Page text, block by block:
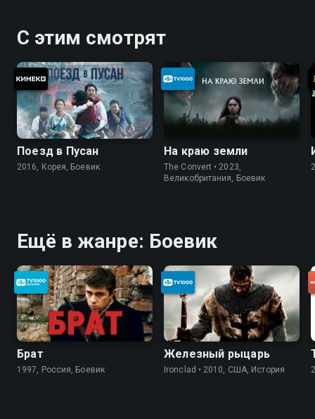
С этим смотрят
Поезд в Пусан
2016, Корея, Боевик
На краю земли
The Convert • 2023,
Великобритания, Боевик
Ещё в жанре: Боевик
Брат
1997, Россия, Боевик
Железный рыцарь
Ironclad • 2010, США, История